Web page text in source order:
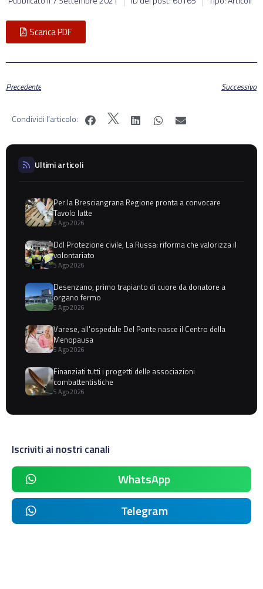
Scarica PDF
Precedente Successivo
Condividi l'articolo:
Ultimi articoli
Per la Bresciangrana Regione pronta a convocare
Tavolo latte
5 Ago 2026
Ddl Protezione civile, La Russa: riforma che valorizza il
volontariato
5 Ago 2026
Desenzano, primo trapianto di cuore da donatore a
organo fermo
5 Ago 2026
Varese, all'ospedale Del Ponte nasce il Centro della
Menopausa
5 Ago 2026
Finanziati tutti i progetti delle associazioni
combattentistiche
5 Ago 2026
Iscriviti ai nostri canali
WhatsApp
Telegram